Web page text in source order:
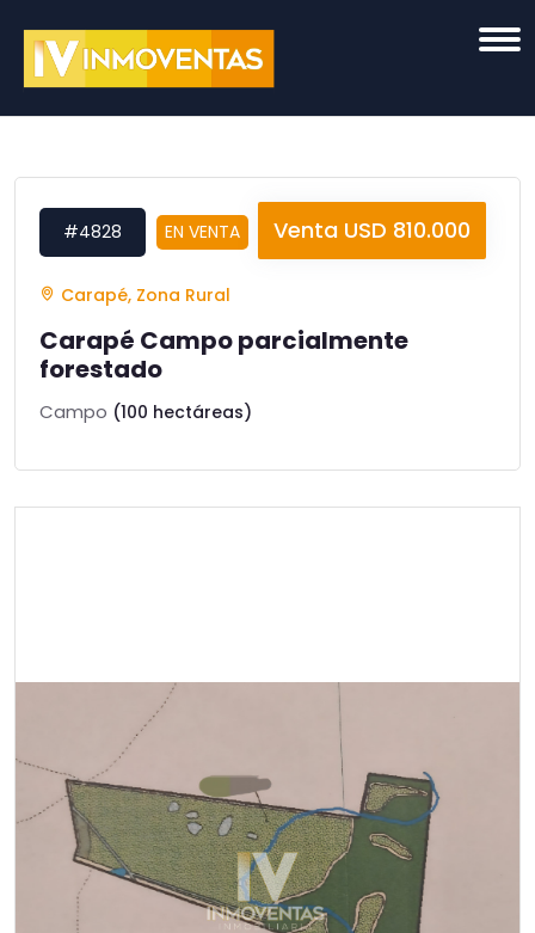
#4828 EN VENTA Venta USD 810.000
Carapé, Zona Rural
Carapé Campo parcialmente
forestado
Campo (100 hectáreas)